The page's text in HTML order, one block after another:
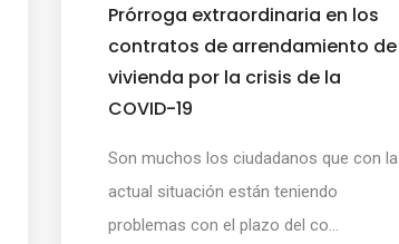
Prórroga extraordinaria en los
contratos de arrendamiento de
vivienda por la crisis de la
COVID-19
Son muchos los ciudadanos que con la
actual situación están teniendo
problemas con el plazo del co...